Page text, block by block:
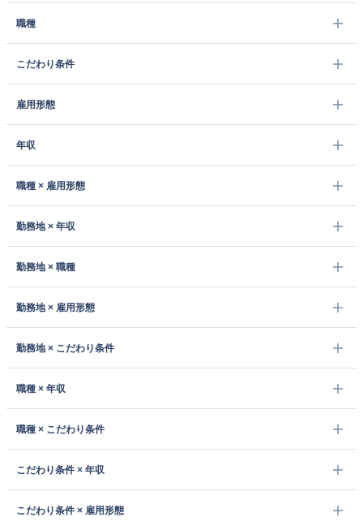
職種
こだわり条件
雇用形態
年収
職種 × 雇用形態
勤務地 × 年収
勤務地 × 職種
勤務地 × 雇用形態
勤務地 × こだわり条件
職種 × 年収
職種 × こだわり条件
こだわり条件 × 年収
こだわり条件 × 雇用形態